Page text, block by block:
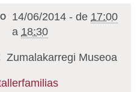
14/06/2014 - de 17:00
a 18:30
Zumalakarregi Museoa